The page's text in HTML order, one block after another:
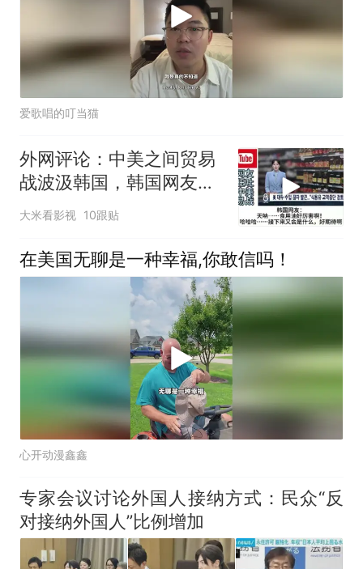
爱歌唱的叮当猫
外网评论：中美之间贸易
战波汲韩国，韩国网友疯
狂吐槽
大米看影视 10跟贴
在美国无聊是一种幸福,你敢信吗！
心开动漫鑫鑫
专家会议讨论外国人接纳方式：民众“反
对接纳外国人”比例增加